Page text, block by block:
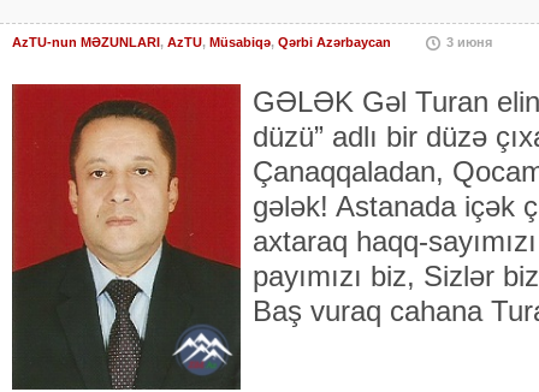
AzTU-nun MƏZUNLARI, AzTU, Müsabiqə, Qərbi Azərbaycan 3 июня
GƏLƏK Gəl Turan
düzü” adlı bir düzə
Çanaqqaladan,
gələk! Astanada içək
axtaraq haqq-
payımızı biz, Sizlər
Baş vuraq cahana